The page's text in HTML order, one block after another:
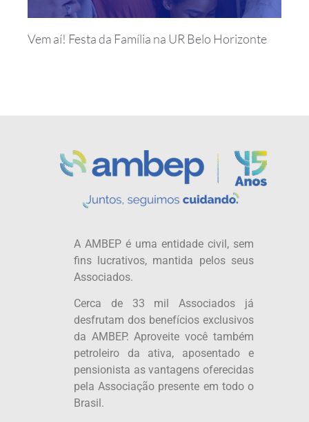
Vem aí! Festa da Família na UR Belo Horizonte
A AMBEP é uma entidade civil, sem
fins lucrativos, mantida pelos seus
Associados.
Cerca de 33 mil Associados já
desfrutam dos benefícios exclusivos
da AMBEP. Aproveite você também
petroleiro da ativa, aposentado e
pensionista as vantagens oferecidas
pela Associação presente em todo o
Brasil.